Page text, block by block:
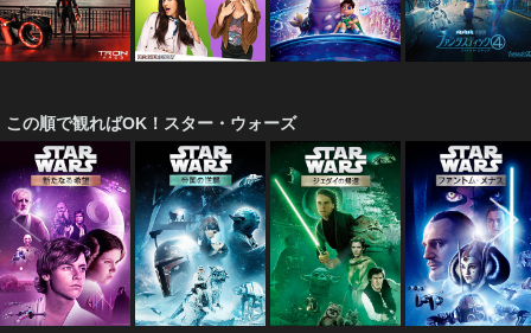
この順で観ればOK！スター・ウォーズ